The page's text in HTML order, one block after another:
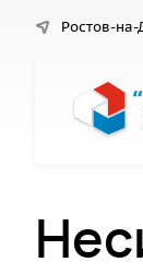
Ростов-